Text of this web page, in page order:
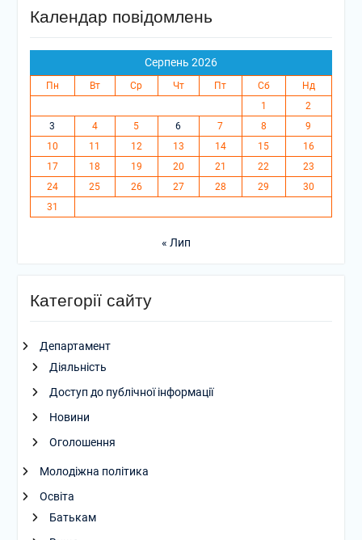
Календар повідомлень
Серпень 2026
Пн Вт Ср Чт Пт Сб
Нд
1
2
3
4 5 6 7 8
9
10
11 12 13 14 15
16
17
18 19 20 21 22
23
24
25 26 27 28 29
30
31
« Лип
Категорії сайту
Департамент
Діяльність
Доступ до публічної інформації
Новини
Оголошення
Молодіжна політика
Освіта
Батькам